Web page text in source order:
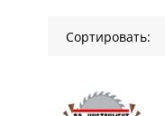
Сортировать: